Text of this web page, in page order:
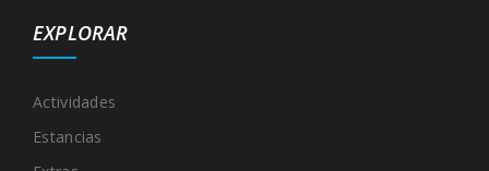
EXPLORAR
Actividades
Estancias